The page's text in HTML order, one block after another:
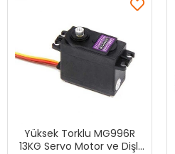
Yüksek Torklu MG996R
13KG Servo Motor ve Dişli